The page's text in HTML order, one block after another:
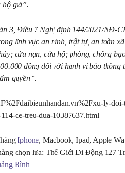
hộ giả”.
3, Điều 7 Nghị định 144/2021/NĐ-
lĩnh vực an ninh, trật tự, an toàn
cứu nạn, cứu hộ; phòng, chống
đồng đối với hành vi báo thông
quyền”.
ly-
de-treu-dua-10387637.html
Iphone, Macbook, Ipad, Apple
chọn lựa: Thế Giới Di Động 127
Bình